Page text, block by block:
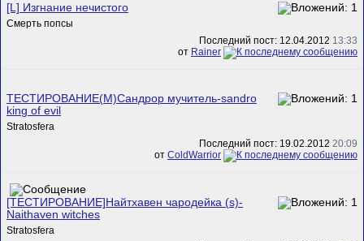
[L] Изгнание нечистого
Смерть попсы
Последний пост: 12.04.2012 13:33
от Rainer
ТЕСТИРОВАНИЕ(М)Сандрор мучитель-sandro
king of evil
Stratosfera
Последний пост: 19.02.2012 20:09
от ColdWarrior
[ТЕСТИРОВАНИЕ]Найтхавен чародейка (s)-
Naithaven witches
Stratosfera